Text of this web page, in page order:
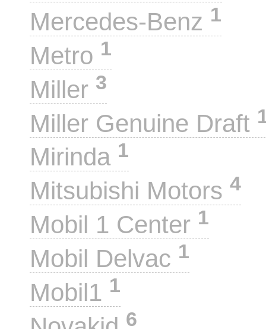
Mercedes-Benz 1
Metro 1
Miller 3
Miller Genuine Draft
Mirinda 1
Mitsubishi Motors 4
Mobil 1 Center 1
Mobil Delvac 1
Mobil1 1
6